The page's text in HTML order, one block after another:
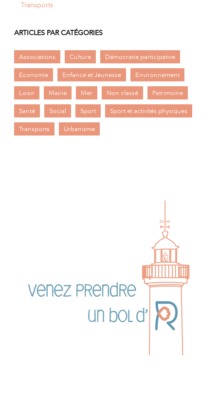
Transports
ARTICLES PAR CATÉGORIES
Associations Culture Démocratie participative
Economie Enfance et Jeunesse Environnement
Loisir Mairie Mer Non classé Patrimoine
Santé Social Sport Sport et activités physiques
Transports Urbanisme